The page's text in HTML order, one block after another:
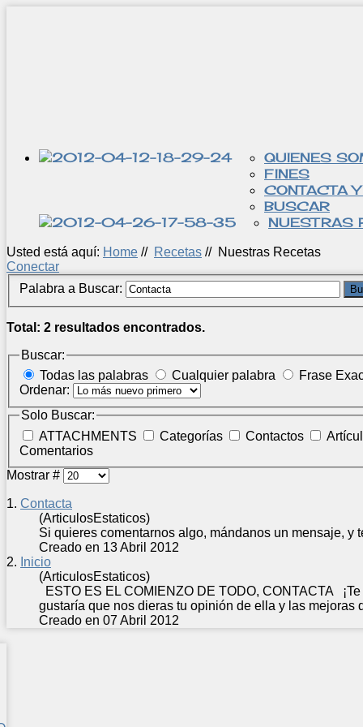
QUIENES
FINES
CONTACTA
BUSCAR
NUESTRAS
Usted está aquí: Home // Recetas // Nuestras Recetas
Conectar
Palabra a Buscar:
Total: 2 resultados encontrados.
Buscar:
Todas las palabras
Cualquier palabra
Frase
Ordenar:
Solo Buscar:
ATTACHMENTS
Categorías Contactos
Comentarios
Mostrar #
1. Contacta
(ArticulosEstaticos)
Si quieres comentarnos algo, mándanos un mensaje, y
Creado en 13 Abril 2012
2. Inicio
(ArticulosEstaticos)
ESTO ES EL COMIENZO DE TODO, CONTACTA¡Te
gustaría que nos dieras tu opinión de ella y las
Creado en 07 Abril 2012